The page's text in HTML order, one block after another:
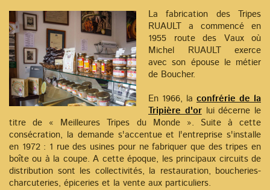
La fabrication des Tripes
RUAULT a commencé en
1955 route des Vaux où
Michel RUAULT exerce
avec son épouse le métier
de Boucher.
En 1966, la confrérie de la
Tripière d'orlui décerne le
titre de « Meilleures Tripes du Monde ». Suite à cette
consécration, la demande s'accentue et l'entreprise s'installe
en 1972 : 1 rue des usines pour ne fabriquer que des tripes en
boîte ou à la coupe. A cette époque, les principaux circuits de
distribution sont les collectivités, la restauration, boucheries-
charcuteries, épiceries et la vente aux particuliers.